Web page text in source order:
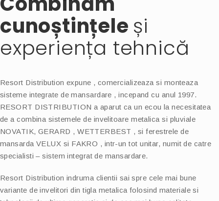
cunoștințele și
experiența tehnică
Resort Distribution expune , comercializeaza si monteaza
sisteme integrate de mansardare , incepand cu anul 1997.
RESORT DISTRIBUTION a aparut ca un ecou la necesitatea
de a combina sistemele de invelitoare metalica si pluviale
NOVATIK, GERARD , WETTERBEST , si ferestrele de
mansarda VELUX si FAKRO , intr-un tot unitar, numit de catre
specialisti – sistem integrat de mansardare.
Resort Distribution indruma clientii sai spre cele mai bune
variante de invelitori din tigla metalica folosind materiale si